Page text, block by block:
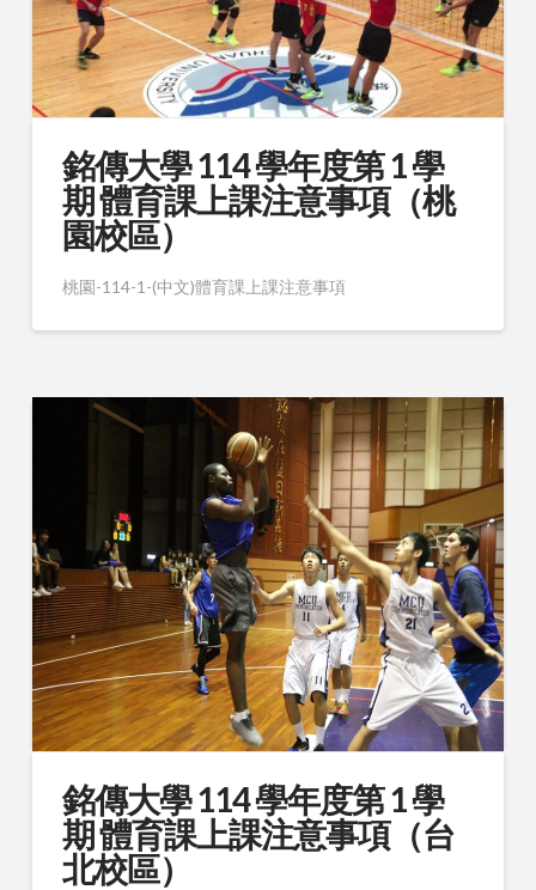
銘傳大學 114 學年度第 1 學
期 體育課上課注意事項（桃
園校區）
桃園-114-1-(中文)體育課上課注意事項
銘傳大學 114 學年度第 1 學
期 體育課上課注意事項（台
北校區）